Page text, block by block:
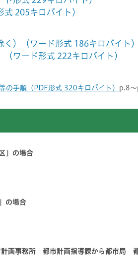
205キロバイト）
く）（ワード形式 186キロバイト
ワード形式 222キロバイト）
手順（PDF形式 320キロバイト） p.8～
」の場合
の場合
画事務所 都市計画指導課から都市局